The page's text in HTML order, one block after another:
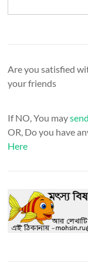
Are you satisfied
your friends
If NO, You may
OR, Do you have
Here